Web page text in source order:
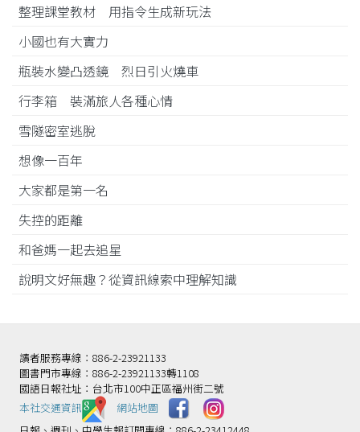
整理課堂教材 用指令生成新玩法
小國也有大實力
瓶裝水變凸透鏡 烈日引火燒車
行李箱 裝滿旅人各種心情
雪隧密室逃脫
想像一百年
大家都是第一名
失控的距離
和爸媽一起去追星
說明文好無趣？從資訊線索中理解知識
讀者服務專線：886-2-23921133
圖書門市專線：886-2-23921133轉1108
國語日報社址：台北市100中正區福州街二號
本社交通資訊️
網站地圖